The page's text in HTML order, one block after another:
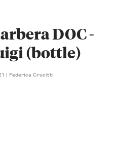
DOC -
(bottle)
Federica Crucitti